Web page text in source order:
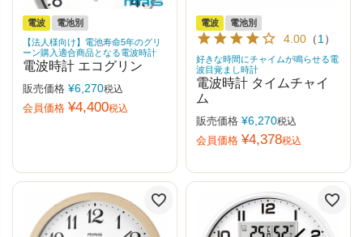
電波
電池別
【法人様向け】電池寿命5年のグリ
ーン購入適合商品となる電波時計
電波時計 エコグリン
販売価格 ¥6,270税込
会員価格 ¥4,400税込
電波 電池別
4.00 （1 ）
好きな時間にチャイムが鳴らせる電
波目覚まし時計
電波時計 タイムチャイ
ム
販売価格 ¥6,270税込
会員価格 ¥4,378税込